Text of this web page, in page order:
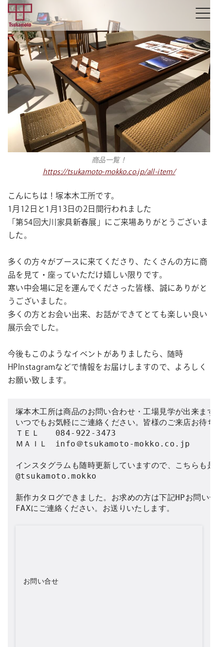
商品一覧！
https://tsukamoto-mokko.co.jp/all-item/
こんにちは！塚本木工所です。
1月12日と1月13日の2日間行われました
「第54回大川家具新春展」にご来場ありがとうございま
した。
多くの方々がブースに来てくださり、たくさんの方に商
品を見て・座っていただけ嬉しい限りです。
寒い中会場に足を運んでくださった皆様、誠にありがと
うございました。
多くの方とお会い出来、お話ができてとても楽しい良い
展示会でした。
今後もこのようなイベントがありましたら、随時
HPInstagramなどで情報をお届けしますので、よろしく
お願い致します。
塚本木工所は商品のお問い合わせ・工場見学が出来ます
いつでもお気軽にご連絡ください。皆様のご来店お待ち
ＴＥＬ　　084-922-3473
ＭＡＩＬ　info＠tsukamoto-mokko.co.jp
インスタグラムも随時更新していますので、こちらも
@tsukamoto.mokko
新作カタログできました。お求めの方は下記HPお問い
お問い合せ